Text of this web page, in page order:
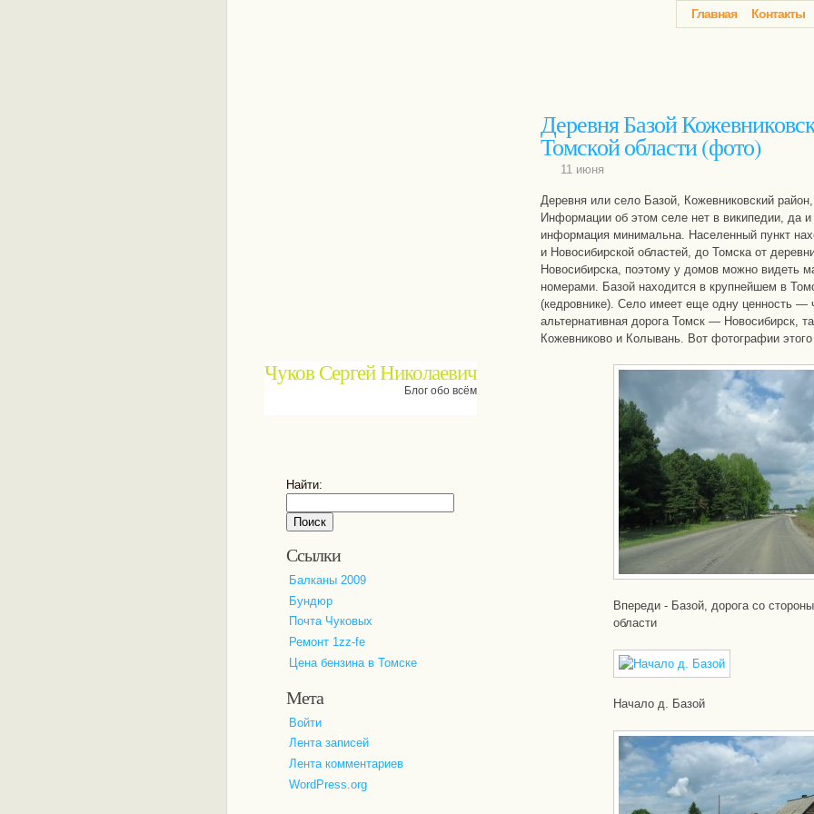
Чуков Сергей Николаевич
Блог обо всём
Главная Контакты
Найти:
Ссылки
Балканы 2009
Бундюр
Почта Чуковых
Ремонт 1zz-fe
Цена бензина в Томске
Мета
Войти
Лента записей
Лента комментариев
WordPress.org
Деревня Базой
Томской области (фото)
11 июня
Деревня или село Базой, Кожевниковский
Информации об этом селе нет в википедии, да и
информация минимальна. Населенный пункт
и Новосибирской областей, до Томска от
Новосибирска, поэтому у домов можно видеть
номерами. Базой находится в крупнейшем в
(кедровнике). Село имеет еще одну ценность —
альтернативная дорога Томск — Новосибирск,
Кожевниково и Колывань. Вот фотографии
Впереди - Базой, дорога со
области
Начало д. Базой